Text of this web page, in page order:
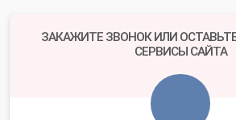
ЗАКАЖИТЕ ЗВОНОК ИЛИ
СЕРВИСЫ САЙТА